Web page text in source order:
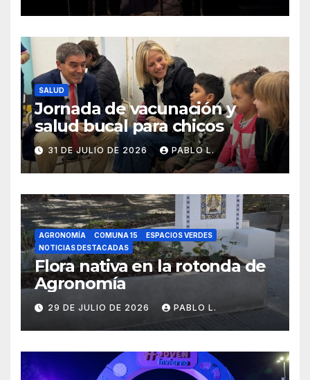
SALUD
Jornada de vacunación y
salud bucal para chicos
31 DE JULIO DE 2026 PABLO L.
AGRONOMÍA COMUNA 15
ESPACIOS VERDES
NOTICIAS DESTACADAS
Flora nativa en la rotonda de
Agronomía
29 DE JULIO DE 2026 PABLO L.